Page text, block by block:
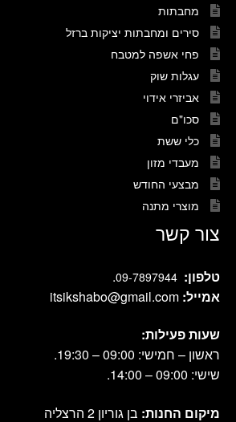
מחבתות
סירים ומחבתות יציקות ברזל
פחי אשפה למטבח
עגלות שוק
אביזרי אידוי
סכו"ם
כלי ששת
מעבדי מזון
מבצעי החודש
מוצרי מתנה
צור קשר
טלפון: 09-7897944
.
אמייל: itsikshabo@gmail.com
שעות פעילות:
ראשון – חמישי: 09:00 – 19:30.
שישי: 09:00 – 14:00.
מיקום החנות: בן גוריון 2 הרצליה